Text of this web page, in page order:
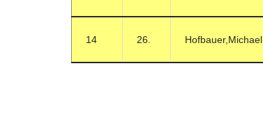
14 26. Hofbauer,Michael